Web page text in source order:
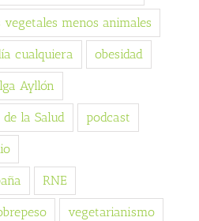
vegetales menos animales
cualquiera obesidad
Ayllón
la Salud podcast
RNE
vegetarianismo